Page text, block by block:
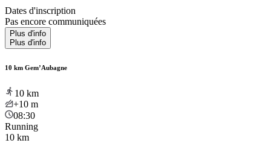
Dates d'inscription
Pas encore communiquées
Plus d'info
Plus d'info
10 km Gem’Aubagne
10 km
+10 m
08:30
Running
10 km